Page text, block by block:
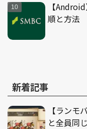
【
順と方法
新着記事
【ランモ
と全員同